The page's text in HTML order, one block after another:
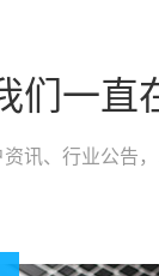
们一直
讯、行业公告